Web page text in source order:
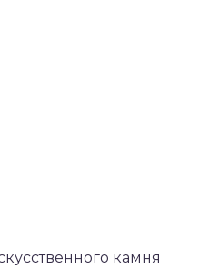
камня